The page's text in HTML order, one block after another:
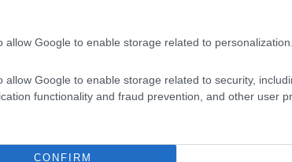
allow Google to enable storage related to personalization.
allow Google to enable storage related to security,
functionality and fraud prevention, and other user
CONFIRM
Horváth Zsolt 2026.08.05. Kiss Lajos